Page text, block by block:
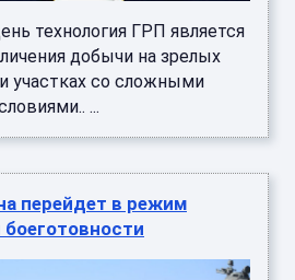
технология ГРП является
добычи на зрелых
участках со сложными
...
перейдет в режим